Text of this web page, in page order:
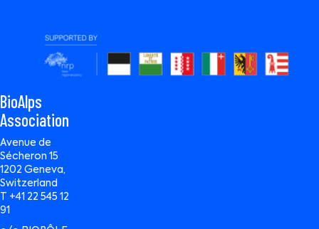
BioAlps
Association
Avenue de
Sécheron 15
1202 Geneva,
Switzerland
T +41 22 545 12
91